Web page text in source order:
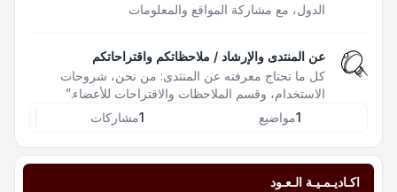
الدول، مع مشاركة المواقع والمعلومات
عن المنتدى والإرشاد / ملاحظاتكم واقتراحاتكم
كل ما تحتاج معرفته عن المنتدى: من نحن، شروحات
الاستخدام، وقسم الملاحظات والاقتراحات للأعضاء.”
1مواضيع 1مشاركات
اكـاديـمـيـة الـعـود